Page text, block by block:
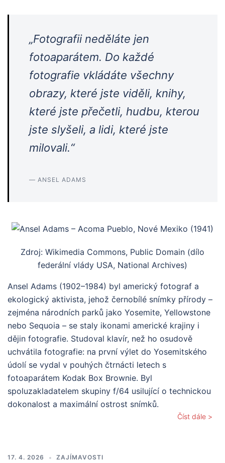
„Fotografii neděláte jen
fotoaparátem. Do každé
fotografie vkládáte všechny
obrazy, které jste viděli, knihy,
které jste přečetli, hudbu, kterou
jste slyšeli, a lidi, které jste
milovali.“
— ANSEL ADAMS
Zdroj: Wikimedia Commons, Public Domain (dílo
federální vlády USA, National Archives)
Ansel Adams (1902–1984) byl americký fotograf a
ekologický aktivista, jehož černobílé snímky přírody –
zejména národních parků jako Yosemite, Yellowstone
nebo Sequoia – se staly ikonami americké krajiny i
dějin fotografie. Studoval klavír, než ho osudově
uchvátila fotografie: na první výlet do Yosemitského
údolí se vydal v pouhých čtrnácti letech s
fotoaparátem Kodak Box Brownie. Byl
spoluzakladatelem skupiny f/64 usilující o technickou
dokonalost a maximální ostrost snímků.
Číst dále >
17. 4. 2026 ZAJÍMAVOSTI